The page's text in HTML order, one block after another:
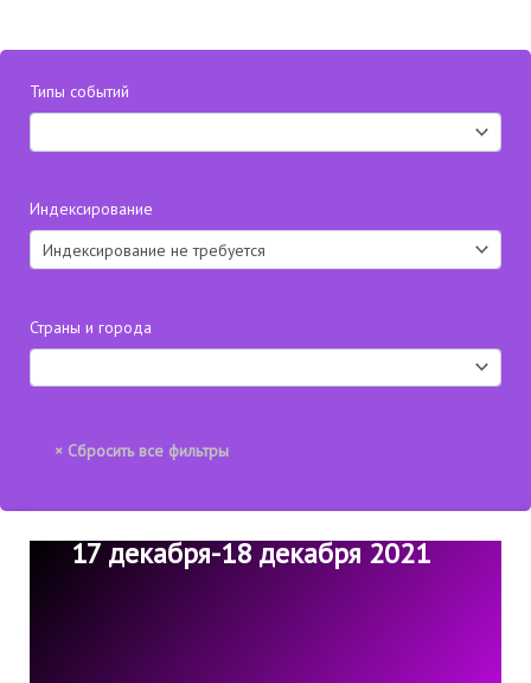
Типы событий
Индексирование
Страны и города
17 декабря-18 декабря 2021